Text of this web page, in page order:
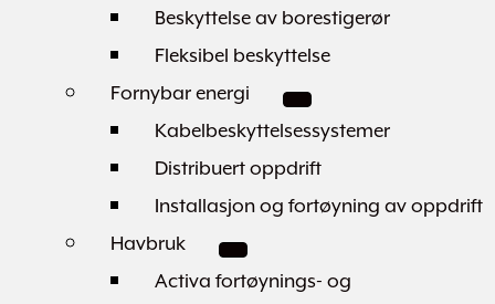
Beskyttelse av borestigerør
Fleksibel beskyttelse
Fornybar energi
Kabelbeskyttelsessystemer
Distribuert oppdrift
Installasjon og fortøyning av oppdrift
Havbruk
Activa fortøynings- og